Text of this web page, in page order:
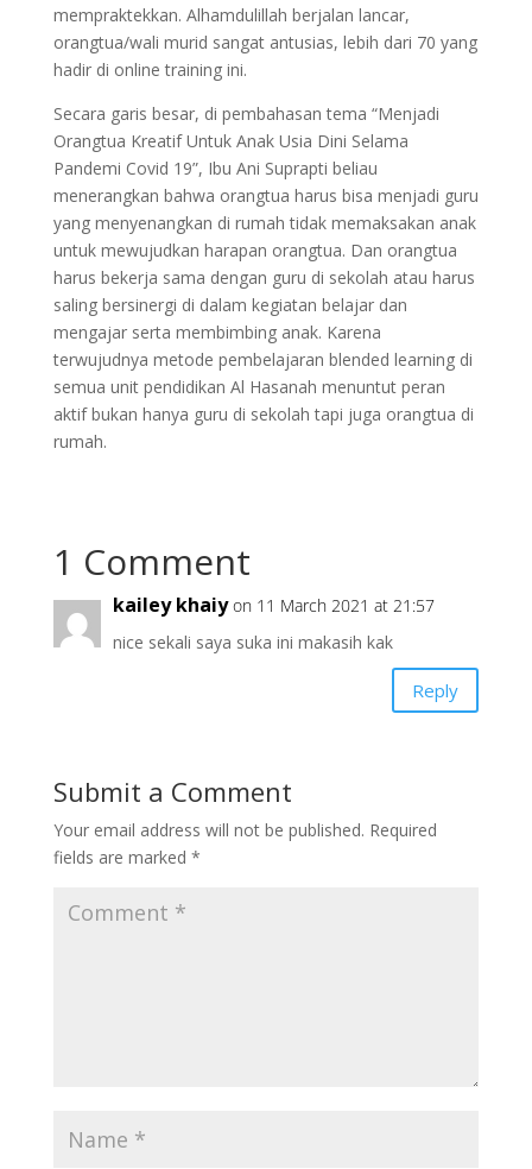
mempraktekkan. Alhamdulillah berjalan lancar,
orangtua/wali murid sangat antusias, lebih dari 70 yang
hadir di online training ini.
Secara garis besar, di pembahasan tema “Menjadi
Orangtua Kreatif Untuk Anak Usia Dini Selama
Pandemi Covid 19”, Ibu Ani Suprapti beliau
menerangkan bahwa orangtua harus bisa menjadi guru
yang menyenangkan di rumah tidak memaksakan anak
untuk mewujudkan harapan orangtua. Dan orangtua
harus bekerja sama dengan guru di sekolah atau harus
saling bersinergi di dalam kegiatan belajar dan
mengajar serta membimbing anak. Karena
terwujudnya metode pembelajaran blended learning di
semua unit pendidikan Al Hasanah menuntut peran
aktif bukan hanya guru di sekolah tapi juga orangtua di
rumah.
1 Comment
kailey khaiy on 11 March 2021 at 21:57
nice sekali saya suka ini makasih kak
Reply
Submit a Comment
Your email address will not be published. Required
fields are marked *